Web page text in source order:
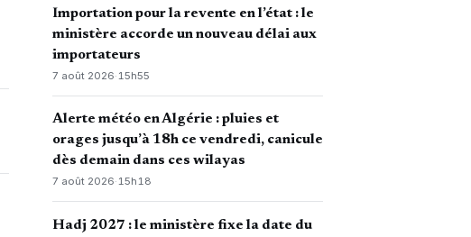
Importation pour la revente en l’état : le
ministère accorde un nouveau délai aux
importateurs
7 août 2026·15h55
Alerte météo en Algérie : pluies et
orages jusqu’à 18h ce vendredi, canicule
dès demain dans ces wilayas
7 août 2026·15h18
Hadj 2027 : le ministère fixe la date du